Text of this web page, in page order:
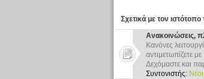
Σχετικά με τον
Ανακοινώσεις,
Κανόνες
αντιμετωπίζετε
Δεχόμαστε και
Συντονιστής: Νέοι